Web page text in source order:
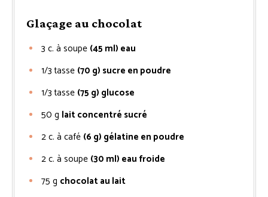
Glaçage au chocolat
3 c. à soupe (45 ml) eau
1/3tasse (70 g) sucre en poudre
1/3tasse (75 g) glucose
50 g lait concentré sucré
2c. à café (6 g) gélatine en poudre
2c. à soupe (30 ml) eau froide
75 g chocolat au lait